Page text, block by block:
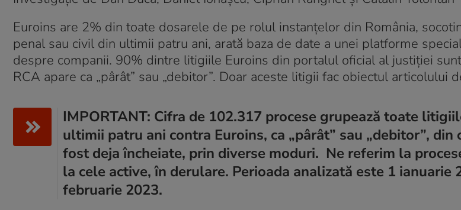
Euroins are 2% din toate dosarele de pe rolul instanțelor din România,
penal sau civil din ultimii patru ani, arată baza de date a unei platforme
despre companii. 90% dintre litigiile Euroins din portalul oficial al justiției
RCA apare ca „pârât” sau „debitor”. Doar aceste litigii fac obiectul articolului
IMPORTANT: Cifra de 102.317 procese grupează toate
ultimii patru ani contra Euroins, ca „pârât” sau „debitor”, din
fost deja încheiate, prin diverse moduri. Ne referim la
la cele active, în derulare. Perioada analizată este 1 ianuarie
februarie 2023.